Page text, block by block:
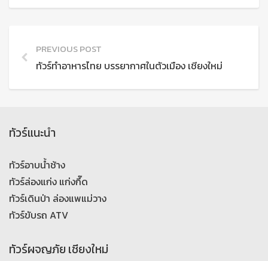
PREVIOUS POST
ทัวร์ทำอาหารไทย บรรยากาศในตัวเมือง เชียงใหม่
ทัวร์แนะนำ
ทัวร์อาบน้ำช้าง
ทัวร์ล่องแก่ง แก่งกึ๊ด
ทัวร์เดินป่า ล่องแพแม่วาง
ทัวร์ขับรถ ATV
ทัวร์ผจญภัย เชียงใหม่